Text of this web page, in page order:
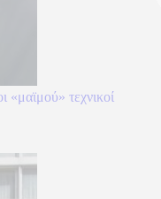
τεχνικοί